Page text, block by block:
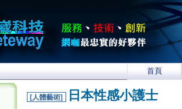
首頁
[人體藝術] 日本性感小護士